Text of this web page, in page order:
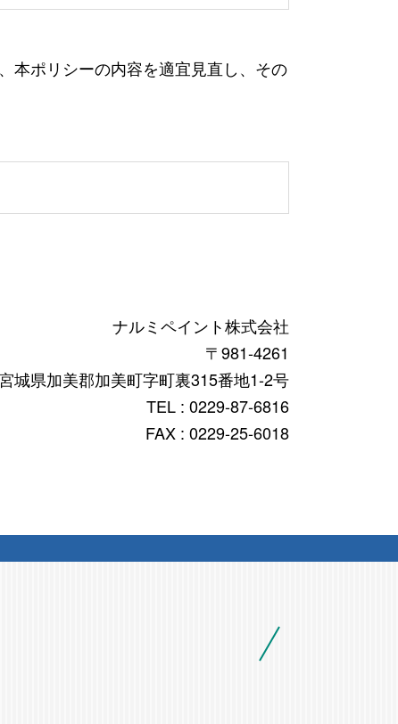
本ポリシーの内容を適宜見直し、その
ナルミペイント株式会社
〒981-4261
城県加美郡加美町字町裏315番地1-2号
TEL : 0229-87-6816
FAX : 0229-25-6018